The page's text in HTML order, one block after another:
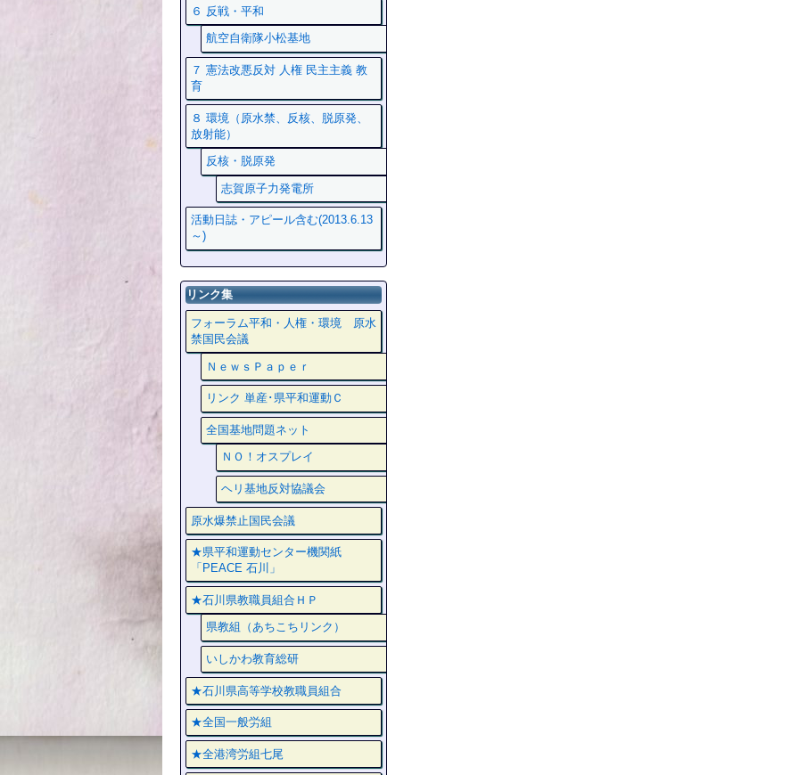
６ 反戦・平和
航空自衛隊小松基地
７ 憲法改悪反対 人権 民主主義 教
育
８ 環境（原水禁、反核、脱原発、
放射能）
反核・脱原発
志賀原子力発電所
活動日誌・アピール含む(2013.6.13
～)
リンク集
フォーラム平和・人権・環境 原水
禁国民会議
ＮｅｗｓＰａｐｅｒ
リンク 単産･県平和運動Ｃ
全国基地問題ネット
ＮＯ！オスプレイ
ヘリ基地反対協議会
原水爆禁止国民会議
★県平和運動センター機関紙
「PEACE 石川」
★石川県教職員組合ＨＰ
県教組（あちこちリンク）
いしかわ教育総研
★石川県高等学校教職員組合
★全国一般労組
★全港湾労組七尾